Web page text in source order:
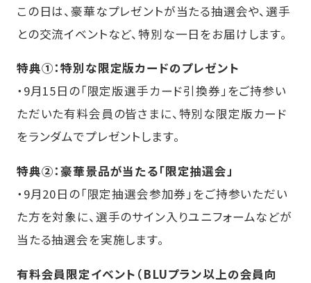
この日は、豪華なプレゼントが当たる抽選会や、選手
との交流イベントなど、特別な一日をお届けします。
特典①：特別な限定版カードのプレゼント
・9月15日の「限定版選手カード引換券」をご持参い
ただいた有料会員の皆さまに、特別な限定版カード
をランダムでプレゼントします。
特典②：豪華景品が当たる「限定抽選会」
・9月20日の「限定抽選会参加券」をご持参いただい
た方を対象に、選手のサイン入りユニフォームなどが
当たる抽選会を実施します。
有料会員限定イベント（BLUプラン以上の会員向